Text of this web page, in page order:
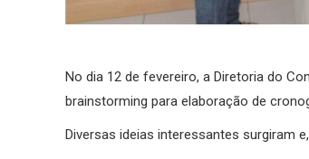
No dia 12 de fevereiro, a Diretoria do
brainstorming para elaboração de
Diversas ideias interessantes surgiram